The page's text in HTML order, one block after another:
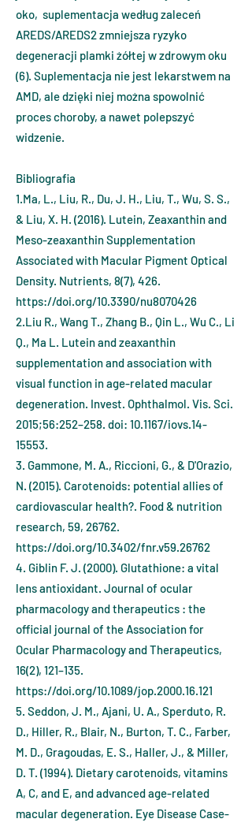
oko, suplementacja według zaleceń
AREDS/AREDS2 zmniejsza ryzyko
degeneracji plamki żółtej w zdrowym oku
(6). Suplementacja nie jest lekarstwem na
AMD, ale dzięki niej można spowolnić
proces choroby, a nawet polepszyć
widzenie.
Bibliografia
1.Ma, L., Liu, R., Du, J. H., Liu, T., Wu, S. S.,
& Liu, X. H. (2016). Lutein, Zeaxanthin and
Meso-zeaxanthin Supplementation
Associated with Macular Pigment Optical
Density. Nutrients, 8(7), 426.
https://doi.org/10.3390/nu8070426
2.Liu R., Wang T., Zhang B., Qin L., Wu C., Li
Q., Ma L. Lutein and zeaxanthin
supplementation and association with
visual function in age-related macular
degeneration. Invest. Ophthalmol. Vis. Sci.
2015;56:252–258. doi: 10.1167/iovs.14-
15553.
3. Gammone, M. A., Riccioni, G., & D'Orazio,
N. (2015). Carotenoids: potential allies of
cardiovascular health?. Food & nutrition
research, 59, 26762.
https://doi.org/10.3402/fnr.v59.26762
4. Giblin F. J. (2000). Glutathione: a vital
lens antioxidant. Journal of ocular
pharmacology and therapeutics : the
official journal of the Association for
Ocular Pharmacology and Therapeutics,
16(2), 121–135.
https://doi.org/10.1089/jop.2000.16.121
5. Seddon, J. M., Ajani, U. A., Sperduto, R.
D., Hiller, R., Blair, N., Burton, T. C., Farber,
M. D., Gragoudas, E. S., Haller, J., & Miller,
D. T. (1994). Dietary carotenoids, vitamins
A, C, and E, and advanced age-related
macular degeneration. Eye Disease Case-